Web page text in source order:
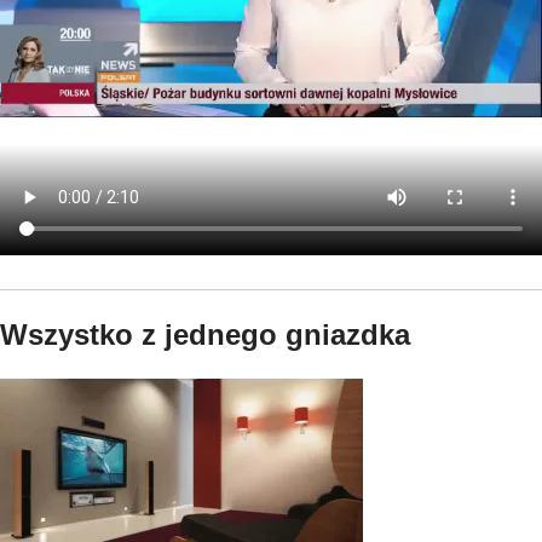
Wszystko z jednego gniazdka